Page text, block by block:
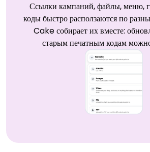
Ссылки кампаний, файлы, меню,
коды быстро расползаются по
Cake собирает их вместе:
старым печатным кодам